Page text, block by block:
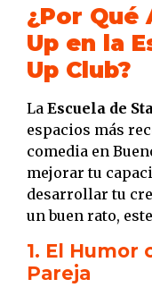
¿Por Qué
Up en la
Up Club?
La Escuela de
espacios más
comedia en
mejorar tu
desarrollar tu
un buen rato,
1. El Humor
Pareja